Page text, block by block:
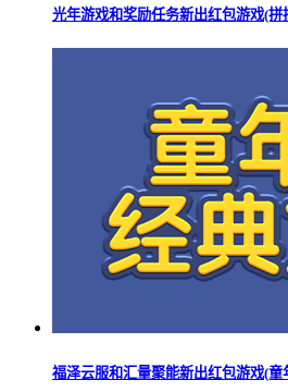
光年游戏和奖励任务新出红包游戏(拼
福泽云服和汇量聚能新出红包游戏(